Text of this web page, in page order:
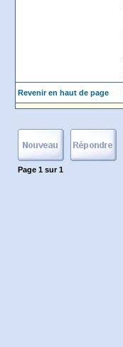
Revenir en haut de page
Page 1sur1